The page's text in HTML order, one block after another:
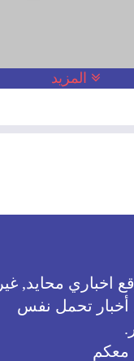
المزيد
اخباري محايد, غير
تحمل نفس
معكم